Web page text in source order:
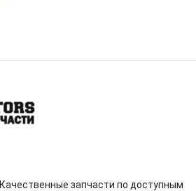
Качественные запчасти по доступным